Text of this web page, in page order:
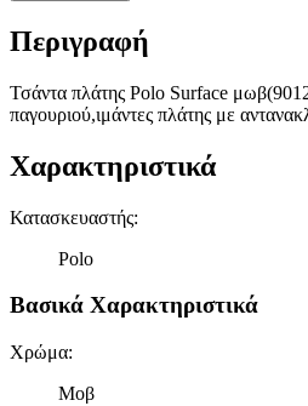
Περιγραφή
Τσάντα πλάτης Polo Surface
παγουριού,ιμάντες πλάτης με
Χαρακτηριστικά
Κατασκευαστής:
Polo
Βασικά Χαρακτηριστικά
Χρώμα:
Μοβ